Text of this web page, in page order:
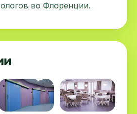
во Флоренции.